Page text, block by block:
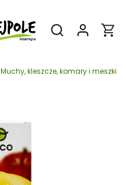
Otwórz
Muchy, kleszcze, komary i meszki